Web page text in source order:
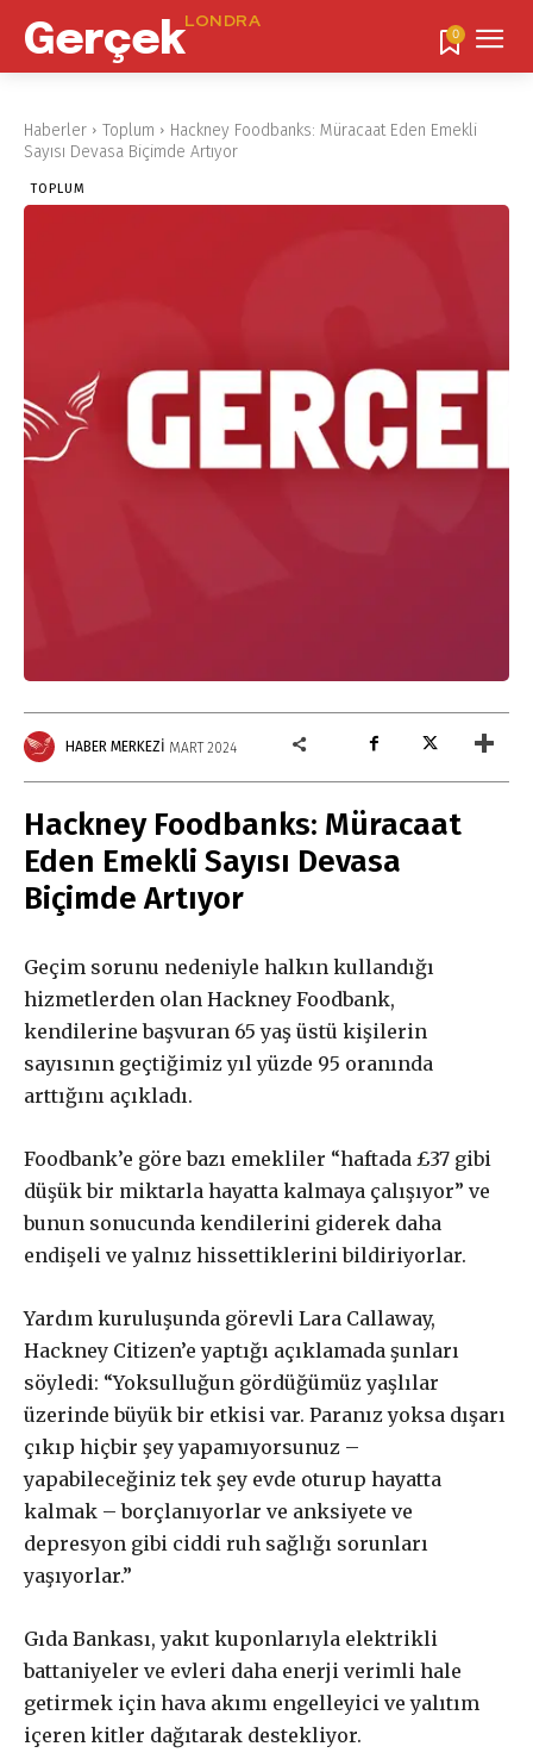
Gerçek ile
dayanışma aboneliği
Aboneliğiniz, otomatik olarak yenilenir.
Paketler arasında fark yoktur. Bütçenize uygun paketi
seçebilirsiniz.
Abonelik süresi ne kadar?
Abone paketleri arasında fark var
mı?
GerçekLONDRA
0
Haberler Toplum
Hackney Foodbanks: Müracaat Eden Emekli
Sayısı Devasa Biçimde Artıyor
TOPLUM
HABER MERKEZI MART 2024
Hackney Foodbanks: Müracaat
Eden Emekli Sayısı Devasa
Biçimde Artıyor
Geçim sorunu nedeniyle halkın kullandığı
hizmetlerden olan Hackney Foodbank,
kendilerine başvuran 65 yaş üstü kişilerin
sayısının geçtiğimiz yıl yüzde 95 oranında
arttığını açıkladı.
Foodbank’e göre bazı emekliler “haftada £37 gibi
düşük bir miktarla hayatta kalmaya çalışıyor” ve
bunun sonucunda kendilerini giderek daha
endişeli ve yalnız hissettiklerini bildiriyorlar.
Yardım kuruluşunda görevli Lara Callaway,
Hackney Citizen’e yaptığı açıklamada şunları
söyledi: “Yoksulluğun gördüğümüz yaşlılar
üzerinde büyük bir etkisi var. Paranız yoksa dışarı
çıkıp hiçbir şey yapamıyorsunuz –
yapabileceğiniz tek şey evde oturup hayatta
kalmak – borçlanıyorlar ve anksiyete ve
depresyon gibi ciddi ruh sağlığı sorunları
yaşıyorlar.”
Gıda Bankası, yakıt kuponlarıyla elektrikli
battaniyeler ve evleri daha enerji verimli hale
getirmek için hava akımı engelleyici ve yalıtım
içeren kitler dağıtarak destekliyor.